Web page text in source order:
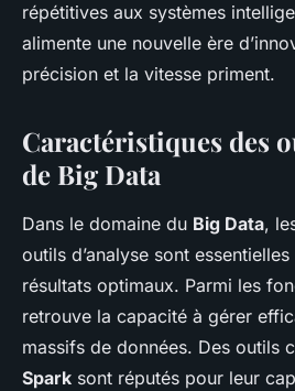
répétitives aux systèmes
alimente une nouvelle ère
précision et la vitesse priment.
Caractéristiques des
de Big Data
Dans le domaine du Big Data,
outils d’analyse sont
résultats optimaux. Parmi les
retrouve la capacité à gérer
massifs de données. Des outils
Spark sont réputés pour leur